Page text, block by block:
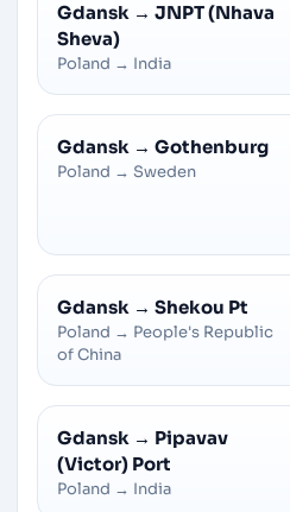
Gdansk → JNPT (Nhava
Sheva)
Poland → India
Gdansk → Gothenburg
Poland → Sweden
Gdansk → Shekou Pt
Poland → People's Republic
of China
Gdansk → Pipavav
(Victor) Port
Poland → India